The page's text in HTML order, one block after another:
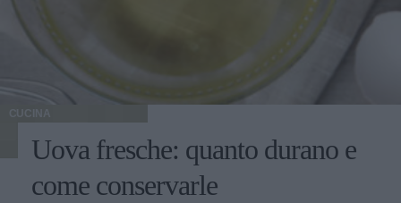
CUCINA
Uova fresche: quanto durano e
come conservarle